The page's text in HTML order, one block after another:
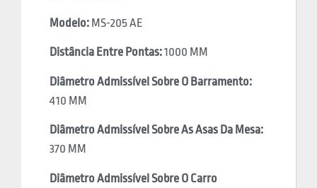
Modelo: MS-205 AE
Distância Entre Pontas:1000 MM
Diâmetro Admissível Sobre O Barramento:
410 MM
Diâmetro Admissível Sobre As Asas Da Mesa:
370 MM
Diâmetro Admissível Sobre O Carro